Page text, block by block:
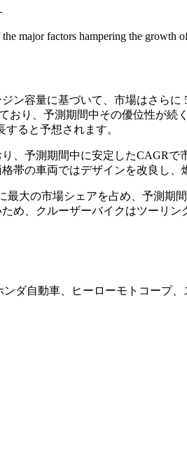
major factors hampering the growth
容量に基づいて、市場はさらに
おり、予測期間中その優位性が続
ると予想されます。
、予測期間中に安定したCAGR
帯の車両ではデザインを改良し、
大の市場シェアを占め、予測期
め、クルーザーバイクはツーリン
ダ自動車、ヒーローモトコープ